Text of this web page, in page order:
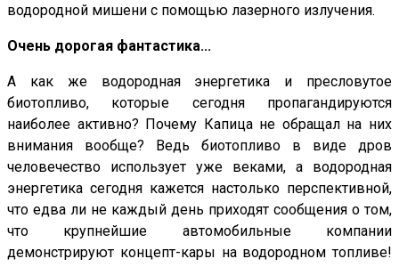
водородной мишени с помощью лазерного излучения.
Очень дорогая фантастика...
А как же водородная энергетика и пресловутое
биотопливо, которые сегодня пропагандируются
наиболее активно? Почему Капица не обращал на них
внимания вообще? Ведь биотопливо в виде дров
человечество использует уже веками, а водородная
энергетика сегодня кажется настолько перспективной,
что едва ли не каждый день приходят сообщения о том,
что крупнейшие автомобильные компании
демонстрируют концепт-кары на водородном топливе!